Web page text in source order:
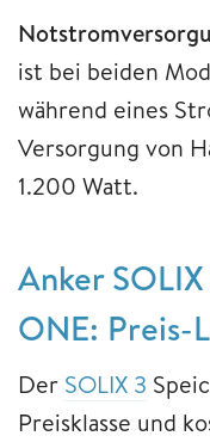
ist bei beiden
während eines
Versorgung von
1.200 Watt.
Anker
ONE: Preis-
Der SOLIX 3
Preisklasse und